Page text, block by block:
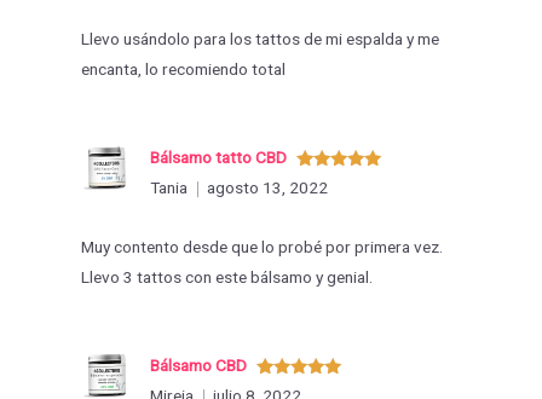
Llevo usándolo para los tattos de mi espalda y me
encanta, lo recomiendo total
Valorado
con
Bálsamo tatto CBD
Tania
agosto 13, 2022
Muy contento desde que lo probé por primera vez.
Llevo 3 tattos con este bálsamo y genial.
Valorado
Bálsamo CBD